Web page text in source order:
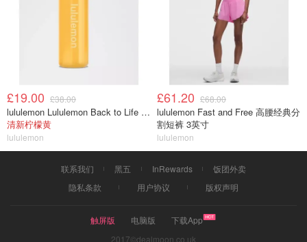
£19.00 £38.00
lululemon Lululemon Back to Life 运动水瓶 24oz 吸管盖
清新柠檬黄
lululemon
£61.20 £68.00
lululemon Fast and Free 高腰经典分
割短裤 3英寸
lululemon
联系我们 黑五 InRewards
饭团外卖
隐私条款
用户协议 版权声明
触屏版 电脑版
下载App
2017©dealmoon.co.uk